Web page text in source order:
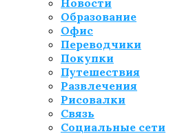
Новости
Образование
Офис
Переводчики
Покупки
Путешествия
Развлечения
Рисовалки
Связь
Социальные сети